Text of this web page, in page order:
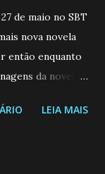
de maio no SBT
nova novela
então enquanto
da novela?
(CamilaLEIA MAIS